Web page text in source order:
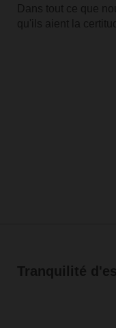
Dans tout ce que
qu'ils aient la
Tranquilité